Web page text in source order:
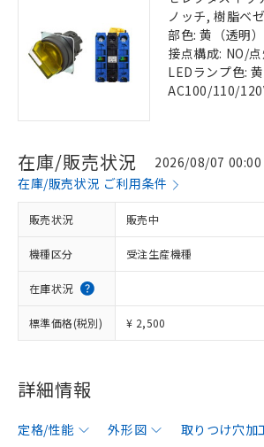
ノッチ, 樹脂ベ
部色: 黄（透明
接点構成: NO/
LEDランプ色:
AC100/110/
在庫/販売状況
2026/08/07 00:00
在庫/販売状況 ご利用条件
販売状況 販売中
機種区分 受注生産機種
在庫状況
標準価格(税別) ¥ 2,500
詳細情報
定格/性能 外形図 取りつけ穴加